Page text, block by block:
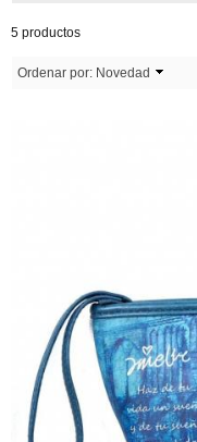
5 productos
Ordenar por: Novedad